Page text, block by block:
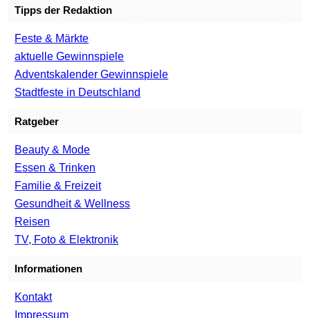
Tipps der Redaktion
Feste & Märkte
aktuelle Gewinnspiele
Adventskalender Gewinnspiele
Stadtfeste in Deutschland
Ratgeber
Beauty & Mode
Essen & Trinken
Familie & Freizeit
Gesundheit & Wellness
Reisen
TV, Foto & Elektronik
Informationen
Kontakt
Impressum